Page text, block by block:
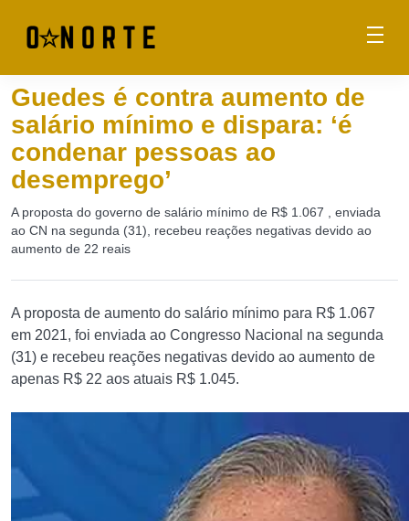
Guedes é contra aumento de
salário mínimo e dispara: ‘é
condenar pessoas ao
desemprego’
A proposta do governo de salário mínimo de R$ 1.067 , enviada
ao CN na segunda (31), recebeu reações negativas devido ao
aumento de 22 reais
A proposta de aumento do salário mínimo para R$ 1.067
em 2021, foi enviada ao Congresso Nacional na segunda
(31) e recebeu reações negativas devido ao aumento de
apenas R$ 22 aos atuais R$ 1.045.